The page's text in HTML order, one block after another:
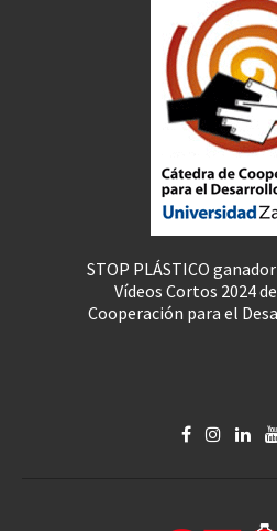
STOP PLÁSTICO
Vídeos Cortos 2024
Cooperación para el